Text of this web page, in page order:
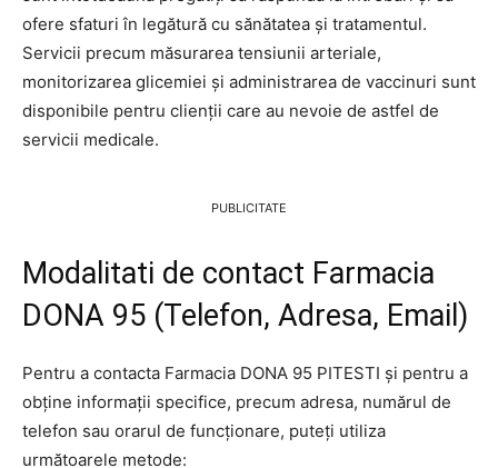
ofere sfaturi în legătură cu sănătatea și tratamentul.
Servicii precum măsurarea tensiunii arteriale,
monitorizarea glicemiei și administrarea de vaccinuri sunt
disponibile pentru clienții care au nevoie de astfel de
servicii medicale.
PUBLICITATE
Modalitati de contact Farmacia
DONA 95 (Telefon, Adresa, Email)
Pentru a contacta Farmacia DONA 95 PITESTI și pentru a
obține informații specifice, precum adresa, numărul de
telefon sau orarul de funcționare, puteți utiliza
următoarele metode: